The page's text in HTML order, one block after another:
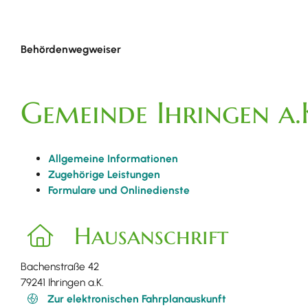
Behördenwegweiser
Gemeinde Ihringen
Allgemeine Informationen
Zugehörige Leistungen
Formulare und Onlinedienste
Hausanschrift
Bachenstraße 42
79241 Ihringen a.K.
Zur elektronischen Fahrplanauskunft